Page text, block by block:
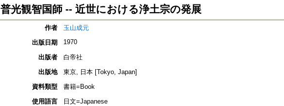
普光観智国師 -- 近世における浄土宗の発展
作者
玉山成元
出版日期
1970
出版者
白帝社
出版地
東京, 日本 [Tokyo, Japan]
資料類型
書籍=Book
使用語言
日文=Japanese